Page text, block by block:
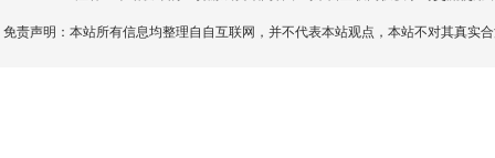
免责声明：本站所有信息均整理自自互联网，并不代表本站观点，本站不对其真实